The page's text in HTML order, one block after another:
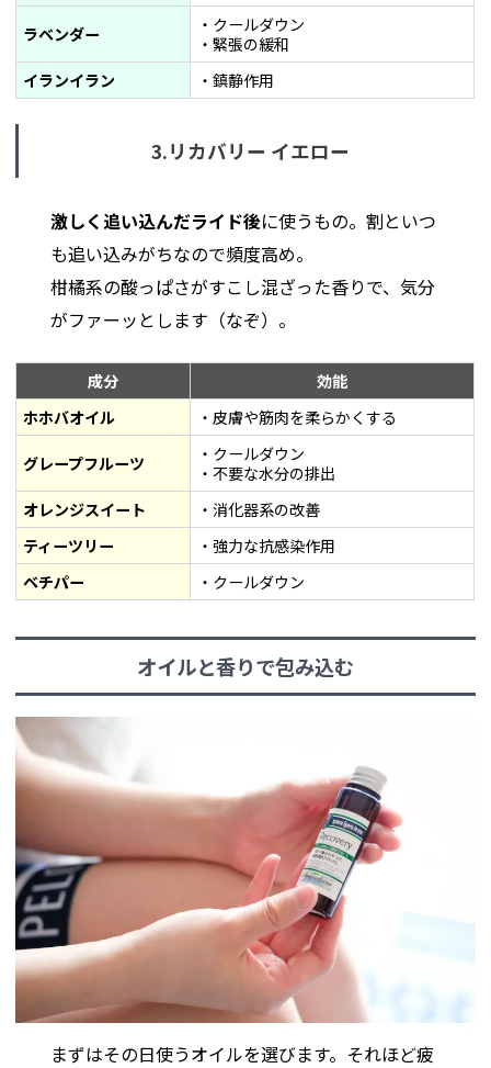
ラベンダー
・クールダウン
・緊張の緩和
イランイラン
・鎮静作用
3.リカバリー イエロー
激しく追い込んだライド後に使うもの。割といつ
も追い込みがちなので頻度高め。
柑橘系の酸っぱさがすこし混ざった香りで、気分
がファーッとします（なぞ）。
成分
効能
ホホバオイル
・皮膚や筋肉を柔らかくする
グレープフルーツ
・クールダウン
・不要な水分の排出
オレンジスイート
・消化器系の改善
ティーツリー
・強力な抗感染作用
ベチパー
・クールダウン
オイルと香りで包み込む
まずはその日使うオイルを選びます。それほど疲